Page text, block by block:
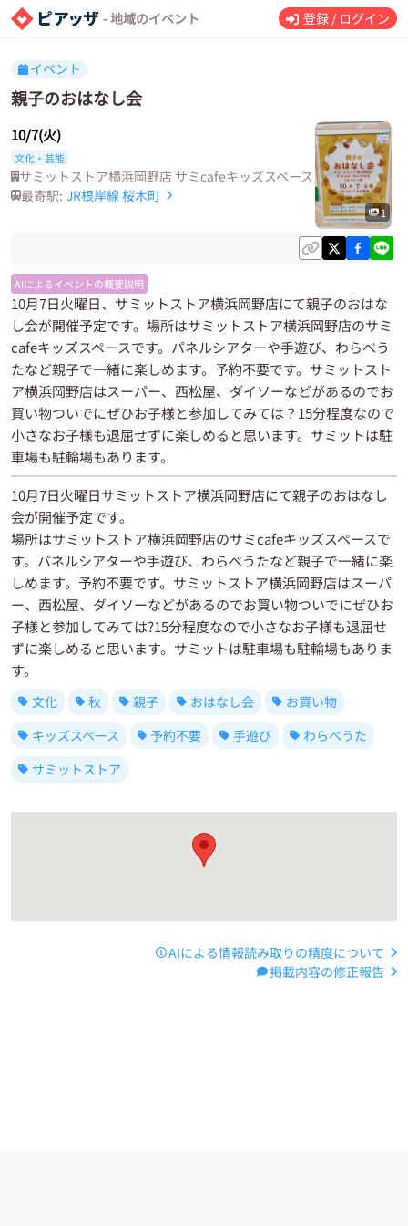
- 地域のイベント 登録 / ログイン
イベント
親子のおはなし会
10/7(火)
文化・芸能
サミットストア横浜岡野店 サミcafeキッズスペース
最寄駅: JR根岸線 桜木町
1
AIによるイベントの概要説明
10月7日火曜日、サミットストア横浜岡野店にて親子のおはな
し会が開催予定です。場所はサミットストア横浜岡野店のサミ
cafeキッズスペースです。パネルシアターや手遊び、わらべう
たなど親子で一緒に楽しめます。予約不要です。サミットスト
ア横浜岡野店はスーパー、西松屋、ダイソーなどがあるのでお
買い物ついでにぜひお子様と参加してみては？15分程度なので
小さなお子様も退屈せずに楽しめると思います。サミットは駐
車場も駐輪場もあります。
10月7日火曜日サミットストア横浜岡野店にて親子のおはなし
会が開催予定です。
場所はサミットストア横浜岡野店のサミcafeキッズスペースで
す。パネルシアターや手遊び、わらべうたなど親子で一緒に楽
しめます。予約不要です。サミットストア横浜岡野店はスーパ
ー、西松屋、ダイソーなどがあるのでお買い物ついでにぜひお
子様と参加してみては?15分程度なので小さなお子様も退屈せ
ずに楽しめると思います。サミットは駐車場も駐輪場もありま
す。
文化 秋 親子 おはなし会
お買い物
キッズスペース
予約不要 手遊び
わらべうた
サミットストア
AIによる情報読み取りの精度について
掲載内容の修正報告